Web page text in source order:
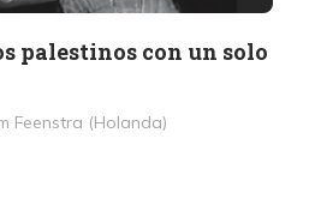
palestinos con un solo
Feenstra (Holanda)